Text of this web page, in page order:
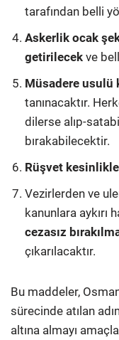
tarafından belli
Askerlik ocak
getirilecek ve
Müsadere usulü
tanınacaktır.
dilerse alıp-
bırakabilecektir.
Rüşvet
Vezirlerden ve
kanunlara aykırı
cezasız
çıkarılacaktır.
Bu maddeler,
sürecinde atılan
altına almayı